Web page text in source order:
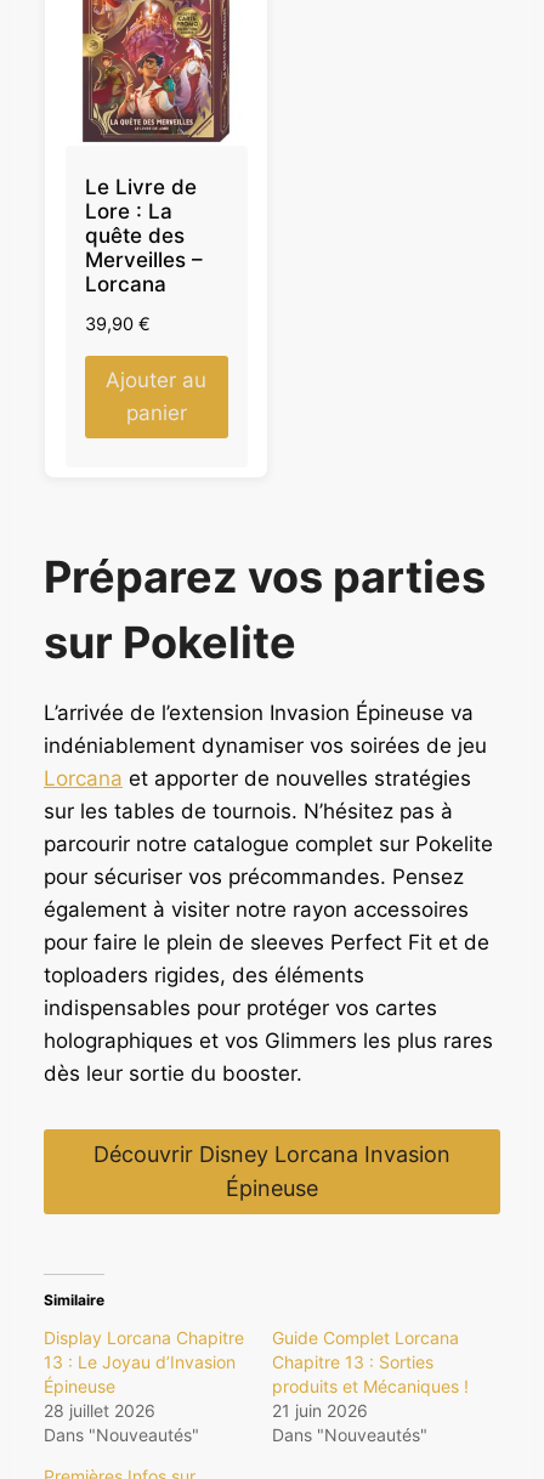
Le Livre de
Lore : La
quête des
Merveilles –
Lorcana
39,90 €
Ajouter au
panier
Préparez vos parties
sur Pokelite
L’arrivée de l’extension Invasion Épineuse va
indéniablement dynamiser vos soirées de jeu
Lorcana et apporter de nouvelles stratégies
sur les tables de tournois. N’hésitez pas à
parcourir notre catalogue complet sur Pokelite
pour sécuriser vos précommandes. Pensez
également à visiter notre rayon accessoires
pour faire le plein de sleeves Perfect Fit et de
toploaders rigides, des éléments
indispensables pour protéger vos cartes
holographiques et vos Glimmers les plus rares
dès leur sortie du booster.
Découvrir Disney Lorcana Invasion
Épineuse
Similaire
Display Lorcana Chapitre
13 : Le Joyau d’Invasion
Épineuse
28 juillet 2026
Dans "Nouveautés"
Guide Complet Lorcana
Chapitre 13 : Sorties
produits et Mécaniques !
21 juin 2026
Dans "Nouveautés"